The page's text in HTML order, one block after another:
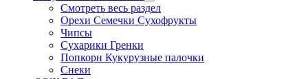
Смотреть весь раздел
Орехи Семечки Сухофрукты
Чипсы
Сухарики Гренки
Попкорн Кукурузные палочки
Снеки